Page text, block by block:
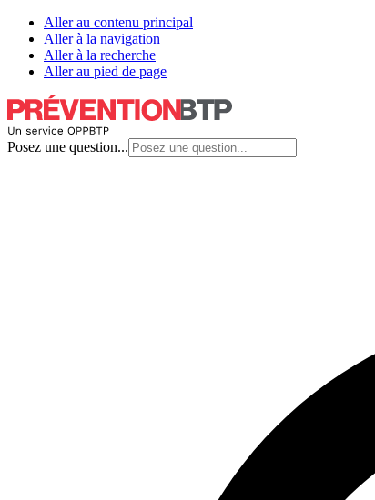
Aller au contenu principal
Aller à la navigation
Aller à la recherche
Aller au pied de page
Posez une question...